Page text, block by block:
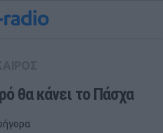
θα κάνει το Πάσχα